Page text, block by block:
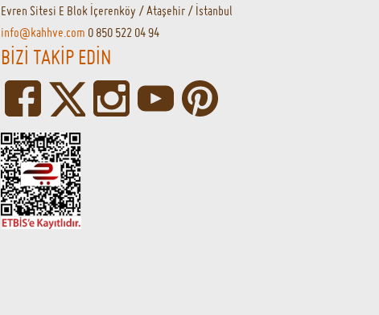
Evren Sitesi E Blok İçerenköy / Ataşehir / İstanbul
info@kahhve.com 0 850 522 04 94
BİZİ TAKİP EDİN